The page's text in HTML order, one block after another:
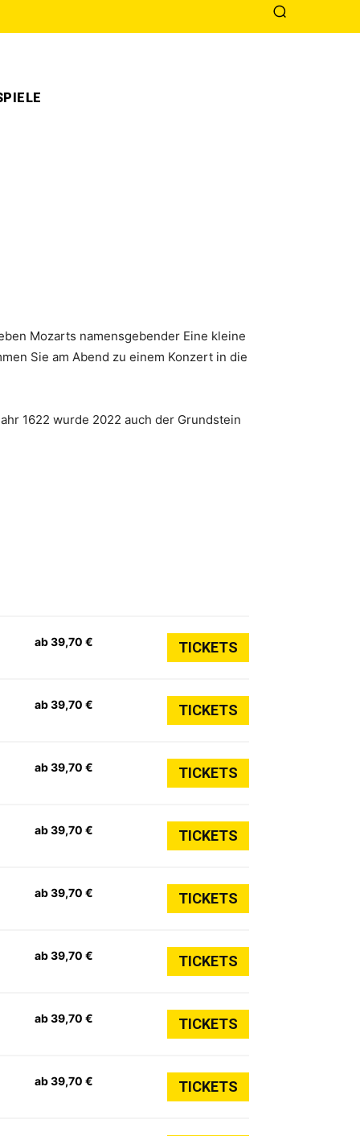
Mozarts namensgebender Eine kleine
Sie am Abend zu einem Konzert in die
1622 wurde 2022 auch der Grundstein
ab 39,70 € TICKETS
ab 39,70 € TICKETS
ab 39,70 € TICKETS
ab 39,70 € TICKETS
ab 39,70 € TICKETS
ab 39,70 € TICKETS
ab 39,70 € TICKETS
ab 39,70 € TICKETS